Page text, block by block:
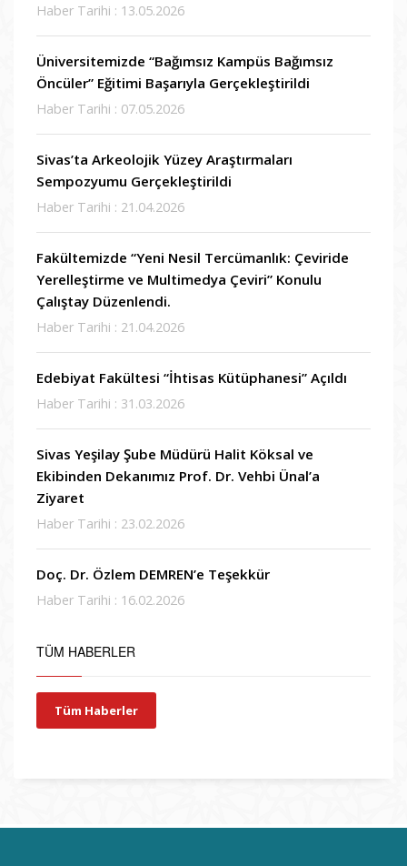
Haber Tarihi : 13.05.2026
Üniversitemizde “Bağımsız Kampüs Bağımsız
Öncüler” Eğitimi Başarıyla Gerçekleştirildi
Haber Tarihi : 07.05.2026
Sivas’ta Arkeolojik Yüzey Araştırmaları
Sempozyumu Gerçekleştirildi
Haber Tarihi : 21.04.2026
Fakültemizde “Yeni Nesil Tercümanlık: Çeviride
Yerelleştirme ve Multimedya Çeviri” Konulu
Çalıştay Düzenlendi.
Haber Tarihi : 21.04.2026
Edebiyat Fakültesi “İhtisas Kütüphanesi” Açıldı
Haber Tarihi : 31.03.2026
Sivas Yeşilay Şube Müdürü Halit Köksal ve
Ekibinden Dekanımız Prof. Dr. Vehbi Ünal’a
Ziyaret
Haber Tarihi : 23.02.2026
Doç. Dr. Özlem DEMREN’e Teşekkür
Haber Tarihi : 16.02.2026
TÜM HABERLER
Tüm Haberler